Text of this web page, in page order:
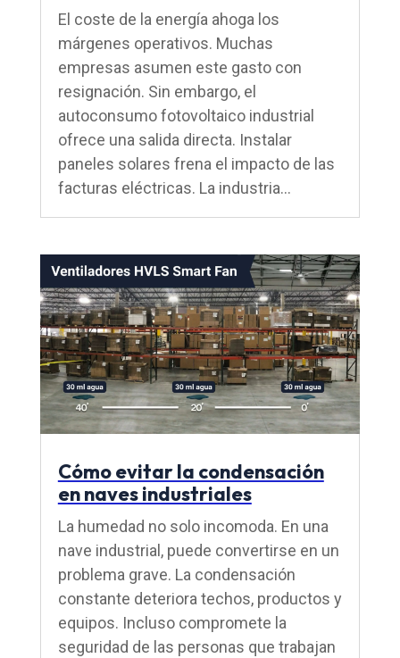
El coste de la energía ahoga los
márgenes operativos. Muchas
empresas asumen este gasto con
resignación. Sin embargo, el
autoconsumo fotovoltaico industrial
ofrece una salida directa. Instalar
paneles solares frena el impacto de las
facturas eléctricas. La industria...
Cómo evitar la condensación
en naves industriales
La humedad no solo incomoda. En una
nave industrial, puede convertirse en un
problema grave. La condensación
constante deteriora techos, productos y
equipos. Incluso compromete la
seguridad de las personas que trabajan